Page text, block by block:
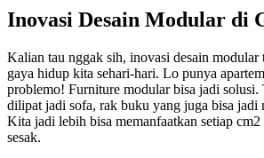
Inovasi Desain Modular di
Kalian tau nggak sih, inovasi desain
gaya hidup kita sehari-hari. Lo punya
problemo! Furniture modular bisa jadi solusi.
dilipat jadi sofa, rak buku yang juga bisa jadi
Kita jadi lebih bisa memanfaatkan setiap cm2
sesak.